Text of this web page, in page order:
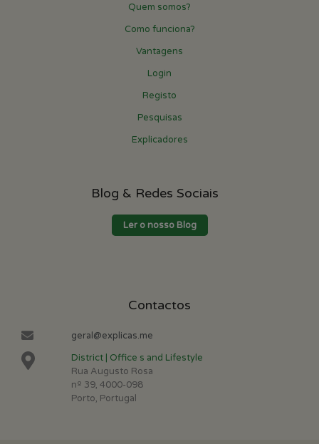
Quem somos?
Como funciona?
Vantagens
Login
Registo
Pesquisas
Explicadores
Blog & Redes Sociais
Ler o nosso Blog
Contactos
geral@explicas.me
District | Office s and Lifestyle
Rua Augusto Rosa
nº 39, 4000-098
Porto, Portugal